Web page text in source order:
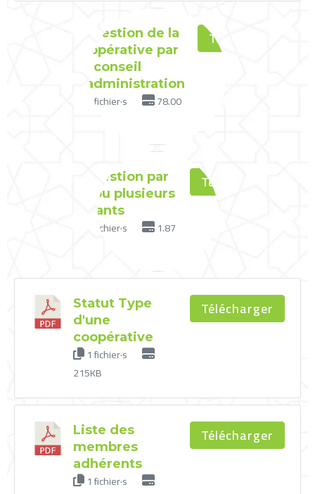
La gestion de la
coopérative par
un conseil
d’administration
1 fichier·s
78.00
Télécharger
La gestion par
un ou plusieurs
gérants
1 fichier·s
1.87
Télécharger
Statut Type
d'une
coopérative
1 fichier·s
215KB
Télécharger
Liste des
membres
adhérents
1 fichier·s
Télécharger